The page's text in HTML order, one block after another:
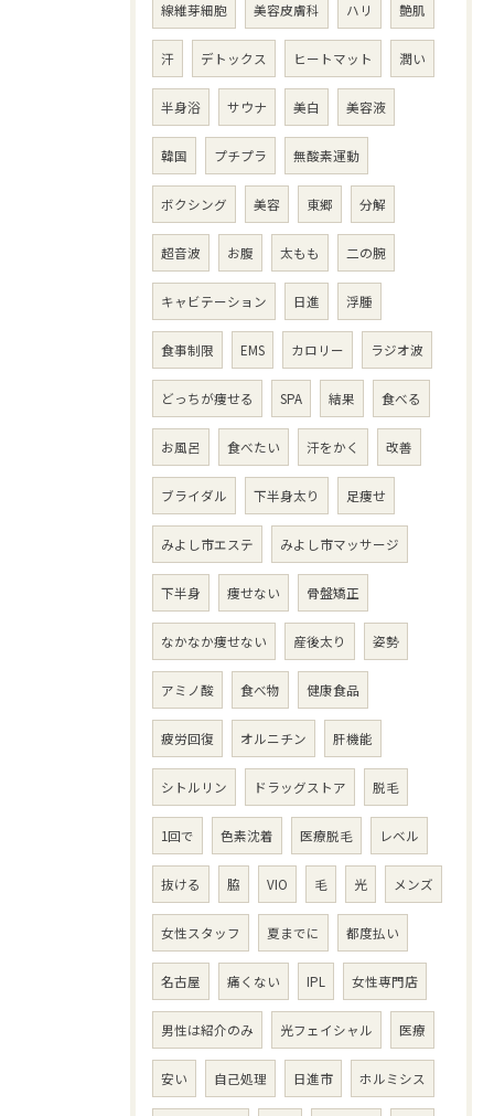
線維芽細胞 美容皮膚科 ハリ 艶肌
汗 デトックス ヒートマット 潤い
半身浴 サウナ 美白 美容液
韓国 プチプラ 無酸素運動
ボクシング 美容 東郷 分解
超音波 お腹 太もも 二の腕
キャビテーション 日進 浮腫
食事制限 EMS カロリー ラジオ波
どっちが痩せる SPA 結果 食べる
お風呂 食べたい 汗をかく 改善
ブライダル 下半身太り 足痩せ
みよし市エステ みよし市マッサージ
下半身 痩せない 骨盤矯正
なかなか痩せない 産後太り 姿勢
アミノ酸 食べ物 健康食品
疲労回復 オルニチン 肝機能
シトルリン ドラッグストア 脱毛
1回で 色素沈着 医療脱毛 レベル
抜ける 脇 VIO 毛 光 メンズ
女性スタッフ 夏までに 都度払い
名古屋 痛くない IPL 女性専門店
男性は紹介のみ 光フェイシャル 医療
安い 自己処理 日進市 ホルミシス